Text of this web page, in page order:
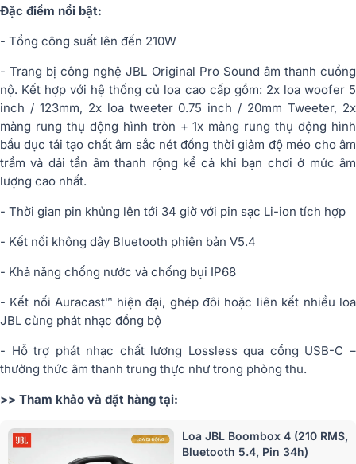
Đặc điểm nổi bật:
- Tổng công suất lên đến 210W
- Trang bị công nghệ JBL Original Pro Sound âm thanh cuồng
nộ. Kết hợp với hệ thống củ loa cao cấp gồm: 2x loa woofer 5
inch / 123mm, 2x loa tweeter 0.75 inch / 20mm Tweeter, 2x
màng rung thụ động hình tròn + 1x màng rung thụ động hình
bầu dục tái tạo chất âm sắc nét đồng thời giảm độ méo cho âm
trầm và dải tần âm thanh rộng kể cả khi bạn chơi ở mức âm
lượng cao nhất.
- Thời gian pin khủng lên tới 34 giờ với pin sạc Li-ion tích hợp
- Kết nối không dây Bluetooth phiên bản V5.4
- Khả năng chống nước và chống bụi IP68
- Kết nối Auracast™ hiện đại, ghép đôi hoặc liên kết nhiều loa
JBL cùng phát nhạc đồng bộ
- Hỗ trợ phát nhạc chất lượng Lossless qua cổng USB-C –
thưởng thức âm thanh trung thực như trong phòng thu.
>> Tham khảo và đặt hàng tại:
Loa JBL Boombox 4 (210 RMS,
Bluetooth 5.4, Pin 34h)